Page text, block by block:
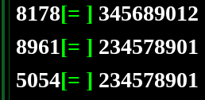
8178[= ] 345689012
8961[= ] 234578901
5054[= ] 234578901